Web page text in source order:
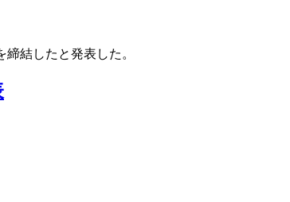
結したと発表した。